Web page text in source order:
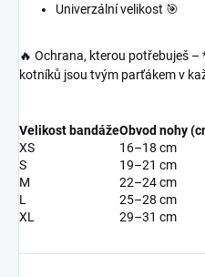
Univerzální velikost 🎯
🔥 Ochrana, kterou potřebuješ
kotníků jsou tvým parťákem v
Velikost bandážeObvod nohy
XS
16–18 cm
S
19–21 cm
M
22–24 cm
L
25–28 cm
XL
29–31 cm